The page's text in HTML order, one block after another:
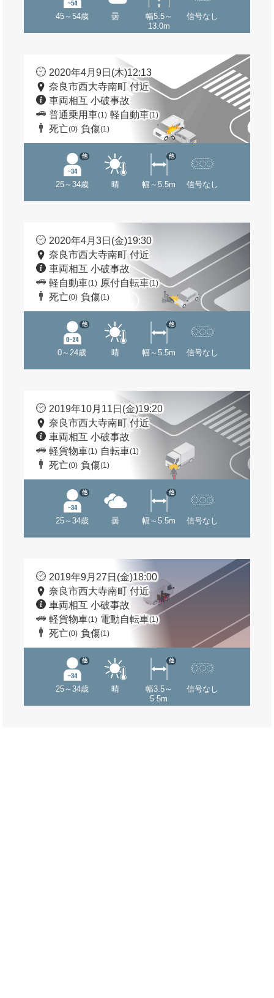
45～54歳 曇
幅5.5～
13.0m
信号なし
2020年4月9日(木)12:13
奈良市西大寺南町 付近
車両相互 小破事故
普通乗用車(1) 軽自動車(1)
死亡(0) 負傷(1)
25～34歳
他
晴 幅～5.5m
他
信号なし
2020年4月3日(金)19:30
奈良市西大寺南町 付近
車両相互 小破事故
軽自動車(1) 原付自転車(1)
死亡(0) 負傷(1)
0～24歳
他
晴 幅～5.5m
他
信号なし
2019年10月11日(金)19:20
奈良市西大寺南町 付近
車両相互 小破事故
軽貨物車(1) 自転車(1)
死亡(0) 負傷(1)
25～34歳
他
曇 幅～5.5m
他
信号なし
2019年9月27日(金)18:00
奈良市西大寺南町 付近
車両相互 小破事故
軽貨物車(1) 電動自転車(1)
死亡(0) 負傷(1)
25～34歳
他
晴
幅3.5～
5.5m
他
信号なし